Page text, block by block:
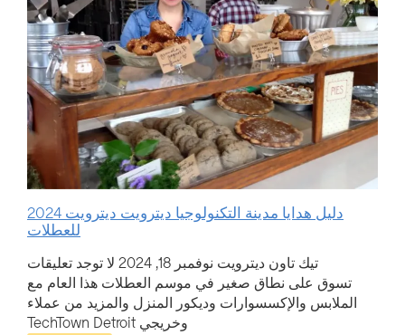
دليل هدايا مدينة التكنولوجيا ديترويت ديترويت 2024
للعطلات
تيك تاون ديترويتنوفمبر 18, 2024
لا توجد تعليقات
تسوق على نطاق صغير في موسم العطلات هذا العام مع
الملابس والإكسسوارات وديكور المنزل والمزيد من عملاء
وخريجي TechTown Detroit